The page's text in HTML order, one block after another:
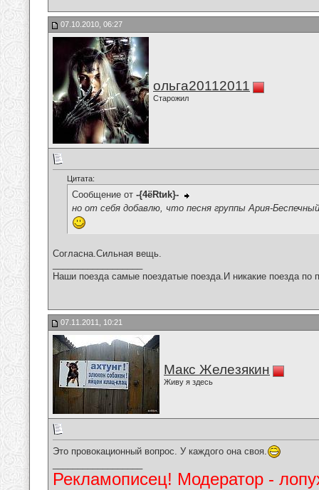
07.10.2010, 06:27
ольга20112011
Старожил
Цитата:
Сообщение от -{4ёRtиk}-
но от себя добавлю, что песня группы Ария-
Согласна.Сильная вещь.
Наши поезда самые поездатые поезда.И никакие поезда по
07.11.2011, 10:21
Макс Железякин
Живу я здесь
Это провокационный вопрос. У каждого она своя.
Рекламописец! Модератор -